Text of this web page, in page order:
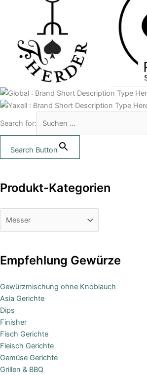
Search for:
Search Button
Produkt-Kategorien
Empfehlung Gewürze
Gewürzmischung ohne Knoblauch
Asia Gerichte
Dips
Finisher
Fisch Gerichte
Fleisch Gerichte
Gemüse Gerichte
Grillen & BBQ